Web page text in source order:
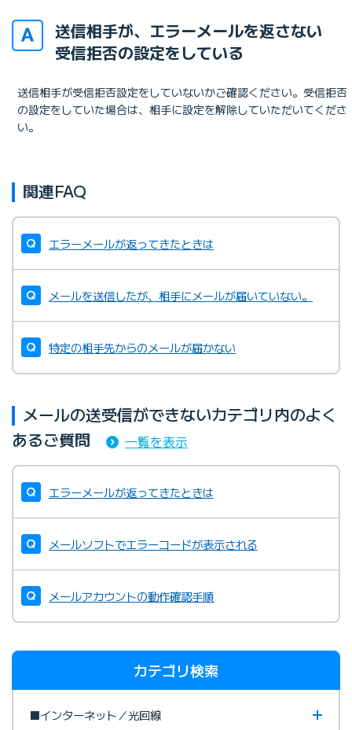
送信相手が、エラーメールを返さない
受信拒否の設定をしている
送信相手が受信拒否設定をしていないかご確認ください。受信拒否
の設定をしていた場合は、相手に設定を解除していただいてくださ
い。
関連FAQ
エラーメールが返ってきたときは
メールを送信したが、相手にメールが届いていない。
特定の相手先からのメールが届かない
メールの送受信ができないカテゴリ内のよく
あるご質問
一覧を表示
エラーメールが返ってきたときは
メールソフトでエラーコードが表示される
メールアカウントの動作確認手順
カテゴリ検索
■インターネット／光回線